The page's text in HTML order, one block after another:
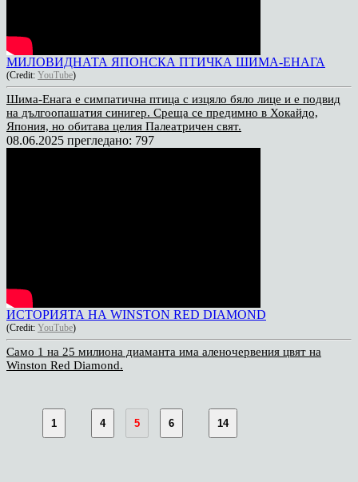
МИЛОВИДНАТА ЯПОНСКА ПТИЧКА ШИМА-ЕНАГА
(Credit: YouTube)
Шима-Енага е симпатична птица с изцяло бяло лице и е подвид
на дългоопашатия синигер. Среща се предимно в Хокайдо,
Япония, но обитава целия Палеатричен свят.
08.06.2025 прегледано: 797
ИСТОРИЯТА НА WINSTON RED DIAMOND
(Credit: YouTube)
Само 1 на 25 милиона диаманта има аленочервения цвят на
Winston Red Diamond.
1 4 5 6 14